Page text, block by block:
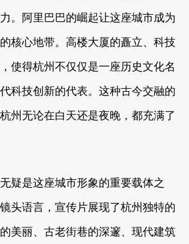
。阿里巴巴的崛起让这座城市成为
核心地带。高楼大厦的矗立、科技
使得杭州不仅仅是一座历史文化名
科技创新的代表。这种古今交融的
州无论在白天还是夜晚，都充满了
疑是这座城市形象的重要载体之
头语言，宣传片展现了杭州独特的
美丽、古老街巷的深邃、现代建筑